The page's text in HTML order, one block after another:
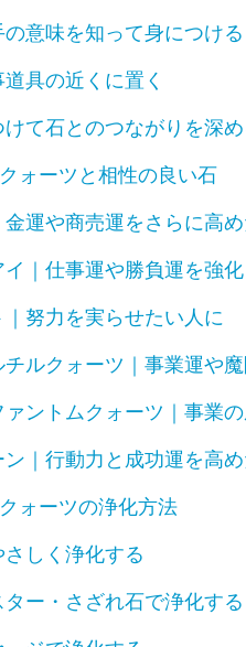
意味を知って身につける
具の近くに置く
て石とのつながりを深め
ォーツと相性の良い石
金運や商売運をさらに高
イ｜仕事運や勝負運を強
｜努力を実らせたい人に
チルクォーツ｜事業運や
ァントムクォーツ｜事業
｜行動力と成功運を高
ォーツの浄化方法
さしく浄化する
ー・さざれ石で浄化する